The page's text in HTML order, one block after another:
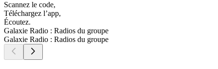
Scannez le code,
Téléchargez l’app,
Écoutez.
Galaxie Radio : Radios du groupe
Galaxie Radio : Radios du groupe